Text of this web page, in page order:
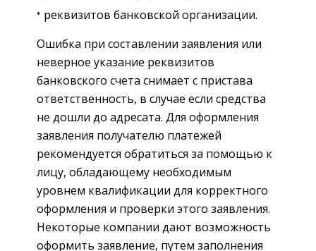
реквизитов банковской организации.
Ошибка при составлении заявления или
неверное указание реквизитов
банковского счета снимает с пристава
ответственность, в случае если средства
не дошли до адресата. Для оформления
заявления получателю платежей
рекомендуется обратиться за помощью к
лицу, обладающему необходимым
уровнем квалификации для корректного
оформления и проверки этого заявления.
Некоторые компании дают возможность
оформить заявление, путем заполнения